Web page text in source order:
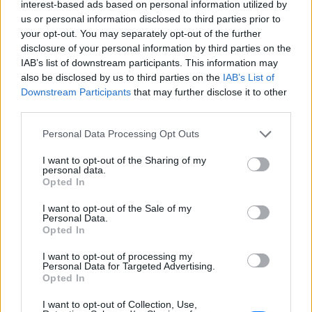
interest-based ads based on personal information utilized by
us or personal information disclosed to third parties prior to
your opt-out. You may separately opt-out of the further
disclosure of your personal information by third parties on the
IAB’s list of downstream participants. This information may
also be disclosed by us to third parties on the IAB’s List of
Downstream Participants that may further disclose it to other
Personal Data Processing Opt Outs
I want to opt-out of the Sharing of my
personal data.
Opted In
I want to opt-out of the Sale of my
Personal Data.
Opted In
I want to opt-out of processing my
Personal Data for Targeted Advertising.
Opted In
I want to opt-out of Collection, Use,
Πώς να αποφύγεις το σύγκαμα
ανάμεσα στους μηρούς
ΣΉΜΕΡΑ
Έχει συμβεί σε όλες
Ποιος εφηύρε πραγματικά το
ΣΉΜΕΡΑ